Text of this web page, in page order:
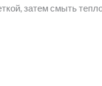
затем смыть